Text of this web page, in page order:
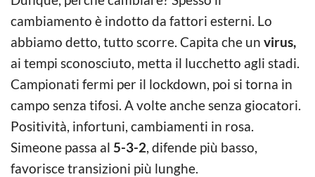
cambiamento è indotto da fattori esterni. Lo
abbiamo detto, tutto scorre. Capita che un virus,
ai tempi sconosciuto, metta il lucchetto agli stadi.
Campionati fermi per il lockdown, poi si torna in
campo senza tifosi. A volte anche senza giocatori.
Positività, infortuni, cambiamenti in rosa.
Simeone passa al 5-3-2, difende più basso,
favorisce transizioni più lunghe.